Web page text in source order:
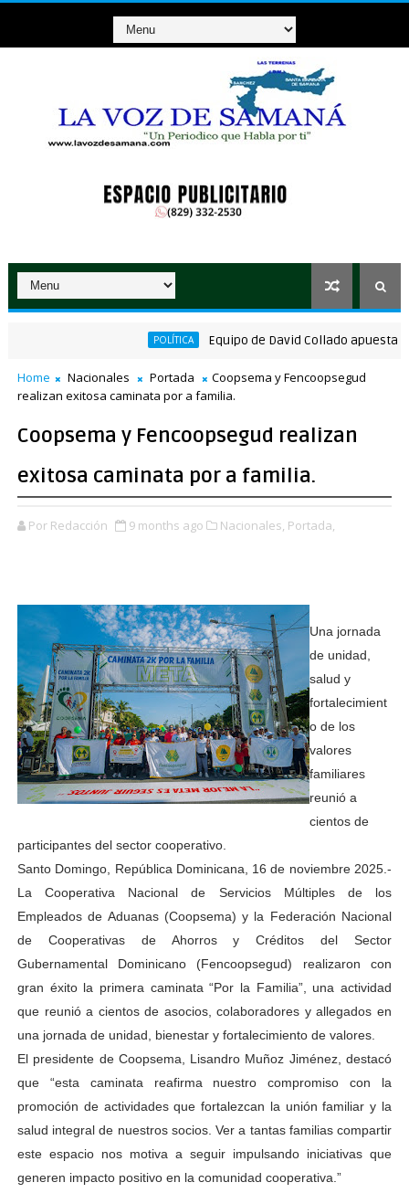
POLÍTICA Equipo de David Collado apuesta al
Caimito, La Vega
Home Nacionales Portada
Coopsema y Fencoopsegud
realizan exitosa caminata por a familia.
Coopsema y Fencoopsegud realizan
exitosa caminata por a familia.
Por Redacción 9 months ago Nacionales, Portada,
Una jornada
de unidad,
salud y
fortalecimient
o de los
valores
familiares
reunió a
cientos de
participantes del sector cooperativo.
Santo Domingo, República Dominicana, 16 de noviembre 2025.-
La Cooperativa Nacional de Servicios Múltiples de los
Empleados de Aduanas (Coopsema) y la Federación Nacional
de Cooperativas de Ahorros y Créditos del Sector
Gubernamental Dominicano (Fencoopsegud) realizaron con
gran éxito la primera caminata “Por la Familia”, una actividad
que reunió a cientos de asocios, colaboradores y allegados en
una jornada de unidad, bienestar y fortalecimiento de valores.
El presidente de Coopsema, Lisandro Muñoz Jiménez, destacó
que “esta caminata reafirma nuestro compromiso con la
promoción de actividades que fortalezcan la unión familiar y la
salud integral de nuestros socios. Ver a tantas familias compartir
este espacio nos motiva a seguir impulsando iniciativas que
generen impacto positivo en la comunidad cooperativa.”